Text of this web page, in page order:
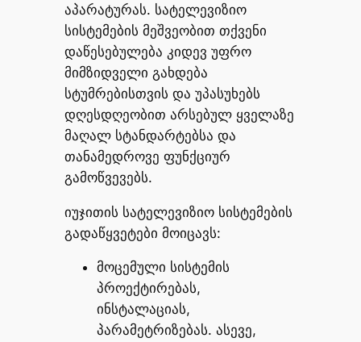
აპარატურას. სატელევიზიო
სისტემების მეშვეობით თქვენი
დაწესებულება კიდევ უფრო
მიმზიდველი გახდება
სტუმრებისთვის და უპასუხებს
დღესდღეობით არსებულ ყველაზე
მაღალ სტანდარტებსა და
თანამედროვე ფუნქციურ
გამოწვევებს.
იუჯითის სატელევიზიო სისტემების
გადაწყვეტები მოიცავს:
მოცემული სისტემის
პროექტირებას,
ინსტალაციას,
პარამეტრიზებას. ასევე,